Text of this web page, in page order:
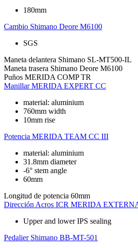
180mm
Cambio Shimano Deore M6100
SGS
Maneta delantera Shimano SL-MT500-IL
Maneta trasera Shimano Deore M6100
Puños MERIDA COMP TR
Manillar MERIDA EXPERT CC
material: aluminium
760mm width
10mm rise
Potencia MERIDA TEAM CC III
material: aluminium
31.8mm diameter
-6° stem angle
60mm
Longitud de potencia 60mm
Dirección Acros ICR MERIDA
Upper and lower IPS sealing
Pedalier Shimano BB-MT-501